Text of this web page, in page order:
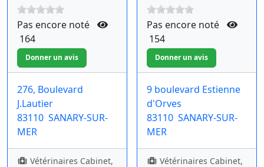
Pas encore noté
164
276, Boulevard
J.Lautier
83110 SANARY-SUR-
MER
Vétérinaires Cabinet,
Pas encore noté
154
9 boulevard Estienne
d'Orves
83110 SANARY-SUR-
MER
Vétérinaires Cabinet,